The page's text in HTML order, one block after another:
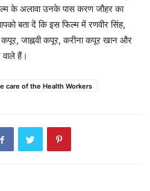
के अलावा उनके पास करण जौहर का
बता दें कि इस फिल्म में रणवीर सिंह,
जाह्नवी कपूर, करीना कपूर खान और
हैं।
care of the Health Workers